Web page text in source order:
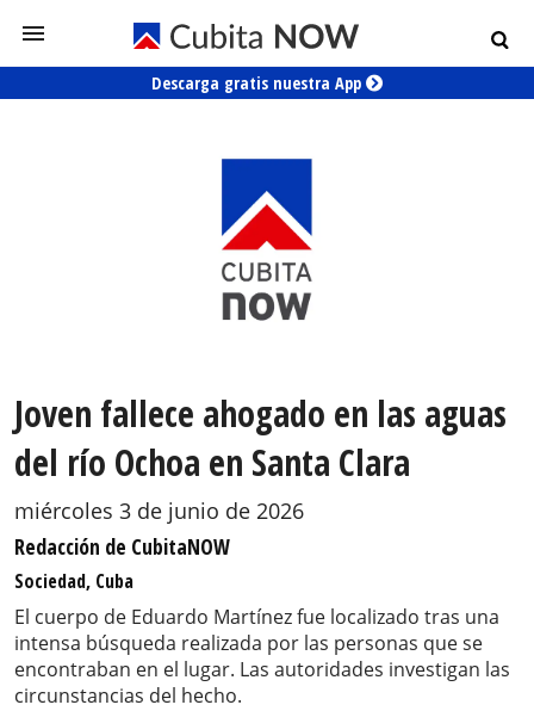
Descarga gratis nuestra App
Joven fallece ahogado en las aguas
del río Ochoa en Santa Clara
miércoles 3 de junio de 2026
Redacción de CubitaNOW
Sociedad, Cuba
El cuerpo de Eduardo Martínez fue localizado tras una
intensa búsqueda realizada por las personas que se
encontraban en el lugar. Las autoridades investigan las
circunstancias del hecho.